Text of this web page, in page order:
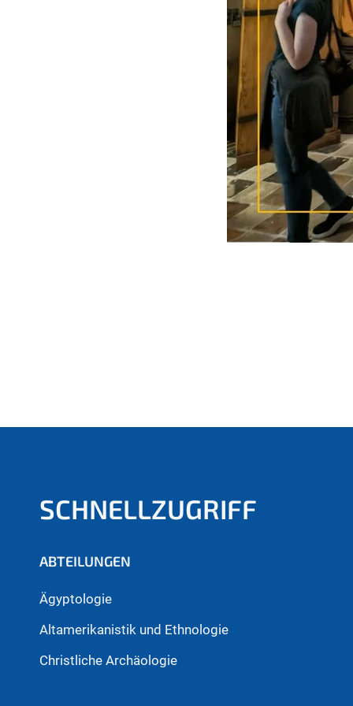
SCHNELLZUGRIFF
ABTEILUNGEN
Ägyptologie
Altamerikanistik und Ethnologie
Christliche Archäologie